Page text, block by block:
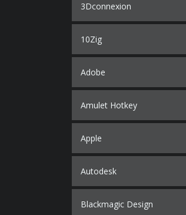
3Dconnexion
10Zig
Adobe
Amulet Hotkey
Apple
Autodesk
Blackmagic Design